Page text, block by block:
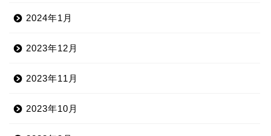
2024年1月
2023年12月
2023年11月
2023年10月